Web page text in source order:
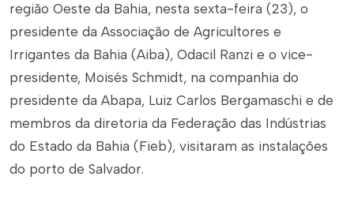
região Oeste da Bahia, nesta sexta-feira (23), o
presidente da Associação de Agricultores e
Irrigantes da Bahia (Aiba), Odacil Ranzi e o vice-
presidente, Moisés Schmidt, na companhia do
presidente da Abapa, Luiz Carlos Bergamaschi e de
membros da diretoria da Federação das Indústrias
do Estado da Bahia (Fieb), visitaram as instalações
do porto de Salvador.